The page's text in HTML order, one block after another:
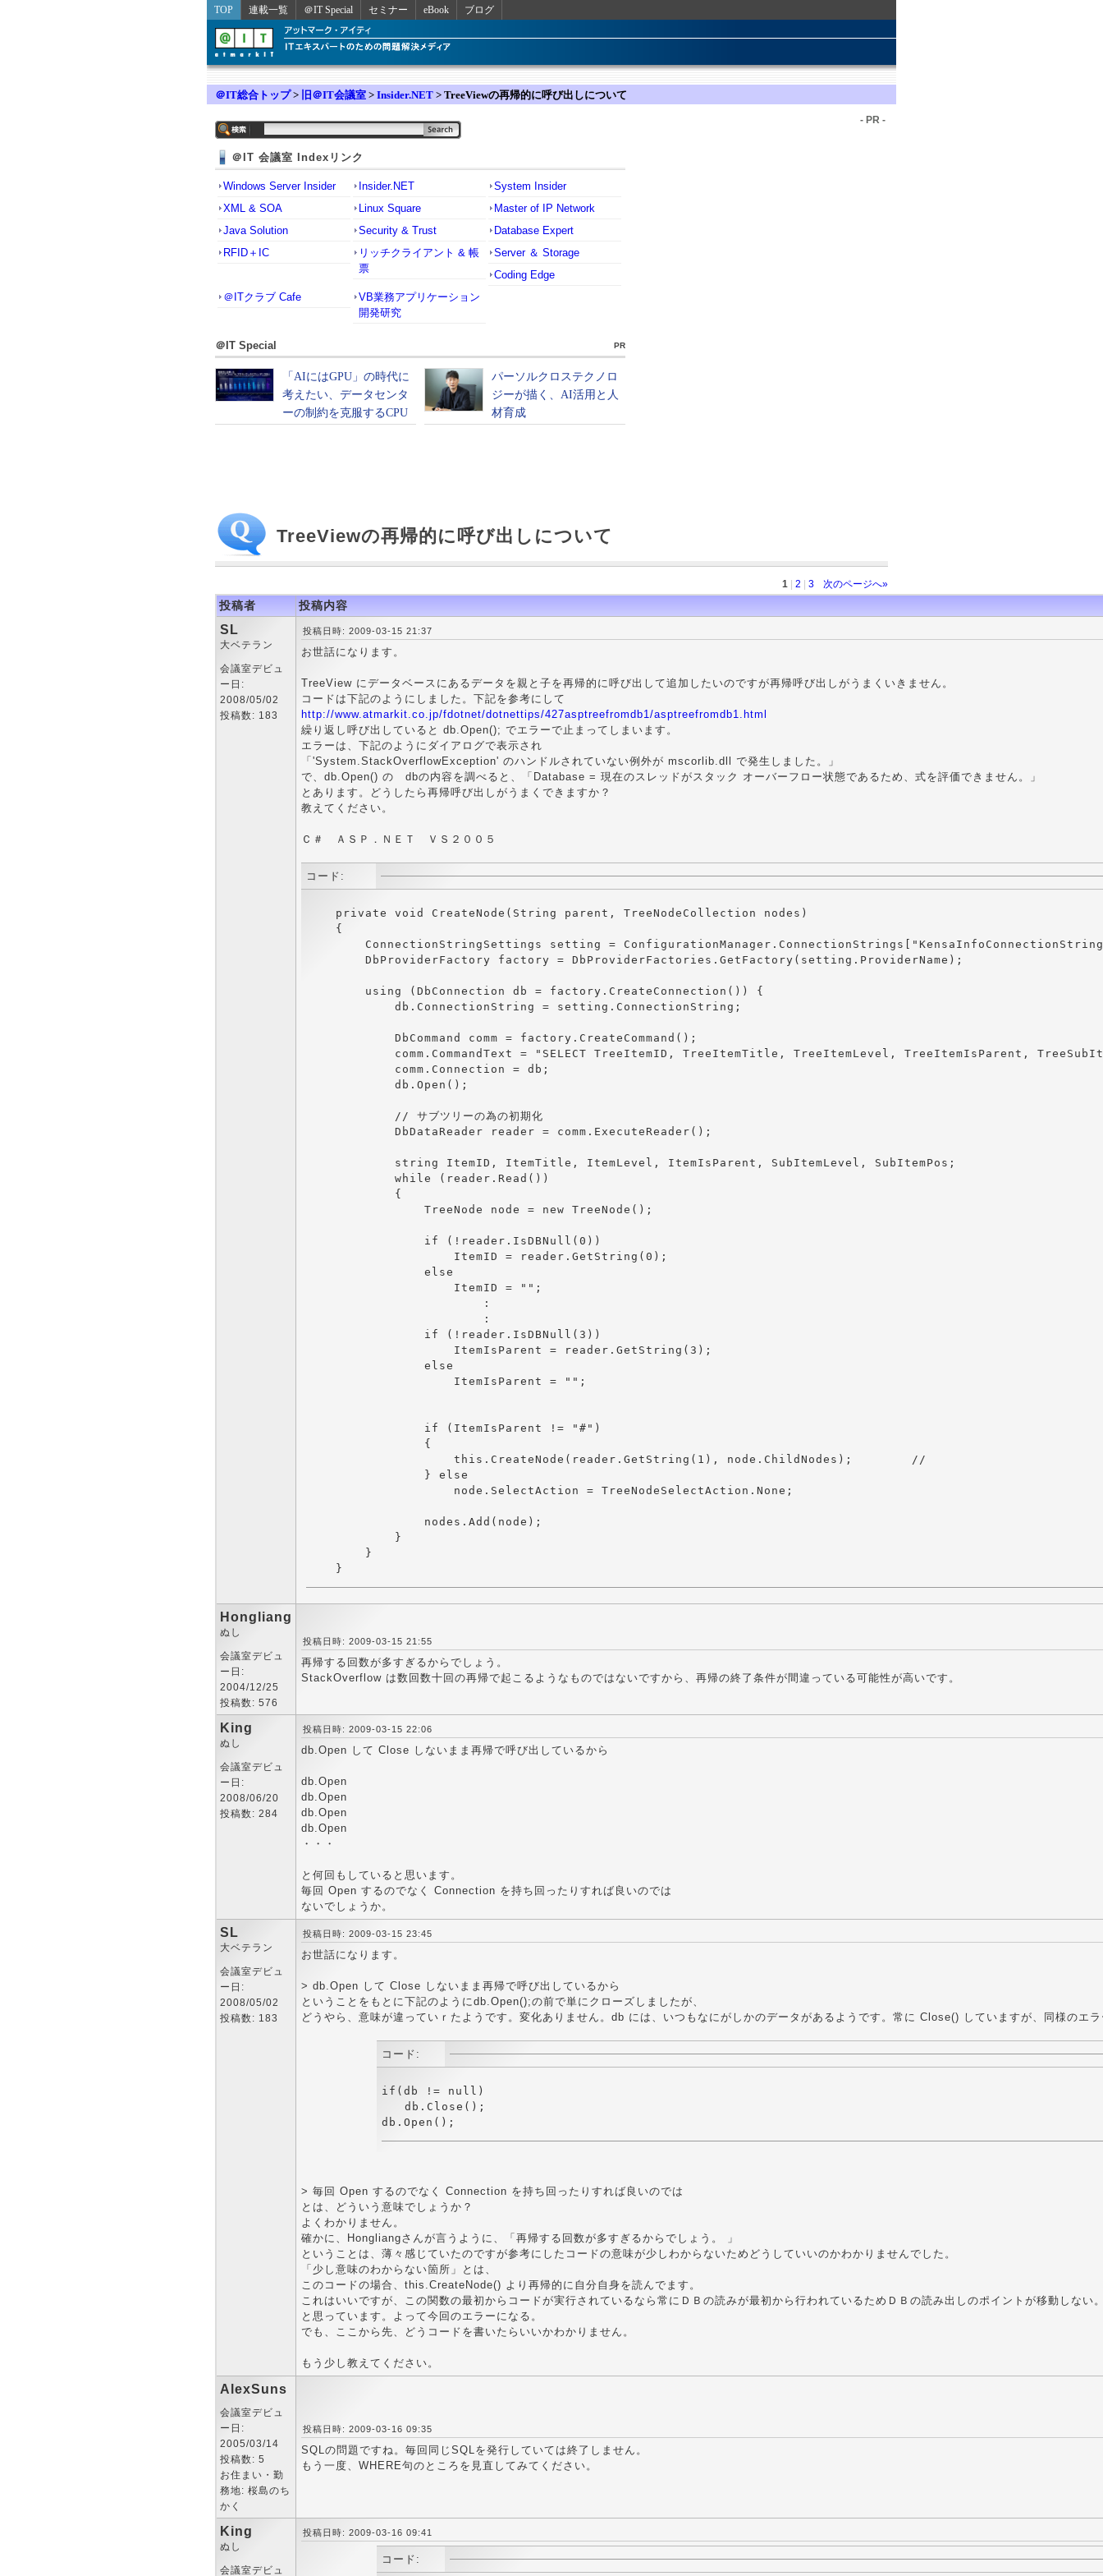
TOP 連載一覧 ＠IT Special セミナー eBook ブログ
＠IT総合トップ> 旧＠IT会議室 > Insider.NET > TreeViewの再帰的に呼び出しについて
＠IT 会議室 Indexリンク
Windows Server Insider Insider.NET
System Insider
XML & SOA
Linux Square
Master of IP Network
Java Solution
Security & Trust
Database Expert
RFID＋IC
リッチクライアント & 帳
票
Server ＆ Storage
Coding Edge
＠ITクラブ Cafe
VB業務アプリケーション
開発研究
＠IT Special PR
- PR -
TreeViewの再帰的に呼び出しについて
1 2 3 次のページへ»
投稿者 投稿内容
SL
大ベテラン
会議室デビュ
ー日:
2008/05/02
投稿数: 183
投稿日時: 2009-03-15 21:37
お世話になります。
TreeView にデータベースにあるデータを親と子を再帰的に呼び出して追加したいのですが再帰呼び出しがうまくいきません。
コードは下記のようにしました。下記を参考にして
http://www.atmarkit.co.jp/fdotnet/dotnettips/427asptreefromdb1/asptreefromdb1.html
繰り返し呼び出していると db.Open(); でエラーで止まってしまいます。
エラーは、下記のようにダイアログで表示され
「'System.StackOverflowException' のハンドルされていない例外が mscorlib.dll で発生しました。」
で、db.Open() の dbの内容を調べると、「Database = 現在のスレッドがスタック オーバーフロー状態であるため、式を評価できません。」
とあります。どうしたら再帰呼び出しがうまくできますか？
教えてください。
Ｃ＃ ＡＳＰ．ＮＥＴ ＶＳ２００５
コード:
    private void CreateNode(String parent, TreeNodeCollection nodes)
    {
ConnectionStringSettings setting =
        DbProviderFactory factory = DbProviderFactories.GetFactory(setting.ProviderName);
        using (DbConnection db = factory.CreateConnection()) {
            db.ConnectionString = setting.ConnectionString;
            DbCommand comm = factory.CreateCommand();
comm.CommandText = "SELECT TreeItemID, TreeItemTitle, TreeItemLevel, TreeItemIsParent,
            comm.Connection = db;
            db.Open();
            // サブツリーの為の初期化
            DbDataReader reader = comm.ExecuteReader();
            string ItemID, ItemTitle, ItemLevel, ItemIsParent, SubItemLevel, SubItemPos;
            while (reader.Read())
            {
                TreeNode node = new TreeNode();
                if (!reader.IsDBNull(0))
                    ItemID = reader.GetString(0);
                else
                    ItemID = "";
                        :
                        :
                if (!reader.IsDBNull(3))
                    ItemIsParent = reader.GetString(3);
                else
                    ItemIsParent = "";
                if (ItemIsParent != "#")
                {
                    this.CreateNode(reader.GetString(1), node.ChildNodes);        //
                } else
                    node.SelectAction = TreeNodeSelectAction.None;
                nodes.Add(node);
            }
        }
Hongliang
ぬし
会議室デビュ
ー日:
2004/12/25
投稿数: 576
投稿日時: 2009-03-15 21:55
再帰する回数が多すぎるからでしょう。
StackOverflow は数回数十回の再帰で起こるようなものではないですから、再帰の終了条件が間違っている可能性が高いです。
King
ぬし
会議室デビュ
ー日:
2008/06/20
投稿数: 284
投稿日時: 2009-03-15 22:06
db.Open して Close しないまま再帰で呼び出しているから
db.Open
db.Open
db.Open
db.Open
・・・
と何回もしていると思います。
毎回 Open するのでなく Connection を持ち回ったりすれば良いのでは
ないでしょうか。
SL
大ベテラン
会議室デビュ
ー日:
2008/05/02
投稿数: 183
投稿日時: 2009-03-15 23:45
お世話になります。
> db.Open して Close しないまま再帰で呼び出しているから
ということをもとに下記のようにdb.Open();の前で単にクローズしましたが、
どうやら、意味が違っていｒたようです。変化ありません。db には、いつもなにがしかのデータがあるようです。常に Close() していますが、同様のエ
コード:
if(db != null)
db.Close();
> 毎回 Open するのでなく Connection を持ち回ったりすれば良いのでは
とは、どういう意味でしょうか？
よくわかりません。
確かに、Hongliangさんが言うように、「再帰する回数が多すぎるからでしょう。 」
ということは、薄々感じていたのですが参考にしたコードの意味が少しわからないためどうしていいのかわかりませんでした。
「少し意味のわからない箇所」とは、
このコードの場合、this.CreateNode() より再帰的に自分自身を読んでます。
これはいいですが、この関数の最初からコードが実行されているなら常にＤＢの読みが最初から行われているためＤＢの読み出しのポイントが移動しな
と思っています。よって今回のエラーになる。
でも、ここから先、どうコードを書いたらいいかわかりません。
もう少し教えてください。
AlexSuns
会議室デビュ
ー日:
2005/03/14
投稿数: 5
お住まい・勤
務地: 桜島のち
かく
投稿日時: 2009-03-16 09:35
SQLの問題ですね。毎回同じSQLを発行していては終了しません。
もう一度、WHERE句のところを見直してみてください。
King
ぬし
会議室デビュ
投稿日時: 2009-03-16 09:41
コード: